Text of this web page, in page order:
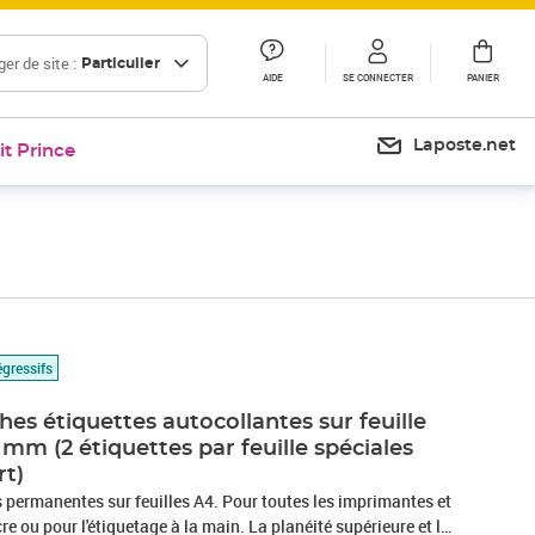
de site : Particulier
AIDE SE CONNECTER PANIER
Prince Laposte.net
étiquettes autocollantes sur feuille
mm (2 étiquettes par feuille spéciales
sur feuilles A4. Pour toutes les imprimantes et
ou pour l'étiquetage à la main. La planéité supérieure et le